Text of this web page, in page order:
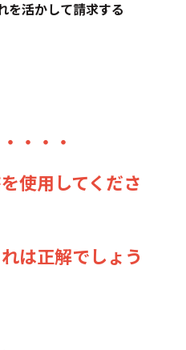
を活かして請求する
・・・
使用してくださ
は正解でしょう